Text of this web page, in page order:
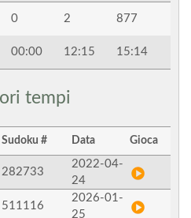
0 2 877
00:00 12:15 15:14
tempi
Sudoku # Data Gioca
282733
2022-04-
24
511116
2026-01-
25